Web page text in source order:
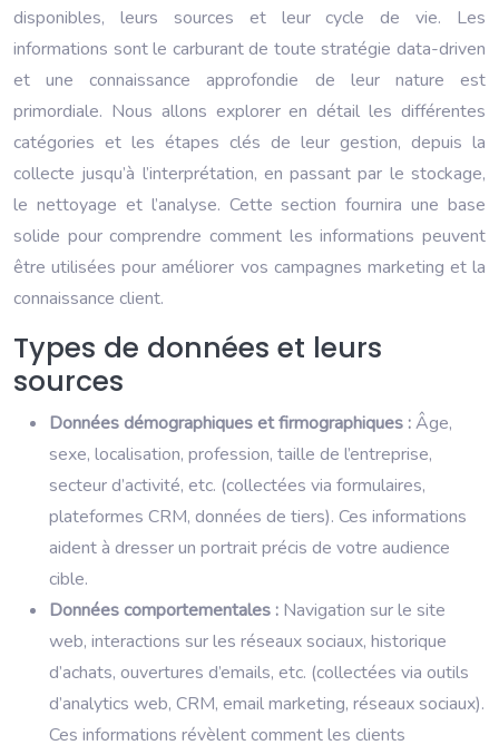
disponibles, leurs sources et leur cycle de vie. Les
informations sont le carburant de toute stratégie data-driven
et une connaissance approfondie de leur nature est
primordiale. Nous allons explorer en détail les différentes
catégories et les étapes clés de leur gestion, depuis la
collecte jusqu’à l’interprétation, en passant par le stockage,
le nettoyage et l’analyse. Cette section fournira une base
solide pour comprendre comment les informations peuvent
être utilisées pour améliorer vos campagnes marketing et la
connaissance client.
Types de données et leurs
sources
Données démographiques et firmographiques :Âge,
sexe, localisation, profession, taille de l’entreprise,
secteur d’activité, etc. (collectées via formulaires,
plateformes CRM, données de tiers). Ces informations
aident à dresser un portrait précis de votre audience
cible.
Données comportementales : Navigation sur le site
web, interactions sur les réseaux sociaux, historique
d’achats, ouvertures d’emails, etc. (collectées via outils
d’analytics web, CRM, email marketing, réseaux sociaux).
Ces informations révèlent comment les clients